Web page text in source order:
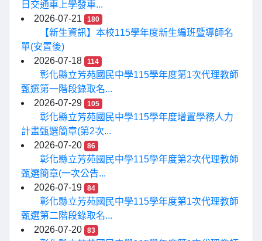
日交通車上學發車...
2026-07-21
180
【新生資訊】本校115學年度新生編班暨導師名
單(安置後)
2026-07-18
114
彰化縣立芳苑國民中學115學年度第1次代理教師
甄選第一階段錄取名...
2026-07-29
105
彰化縣立芳苑國民中學115學年度增置學務人力
計畫甄選簡章(第2次...
2026-07-20
86
彰化縣立芳苑國民中學115學年度第2次代理教師
甄選簡章(一次公告...
2026-07-19
84
彰化縣立芳苑國民中學115學年度第1次代理教師
甄選第二階段錄取名...
2026-07-20
83